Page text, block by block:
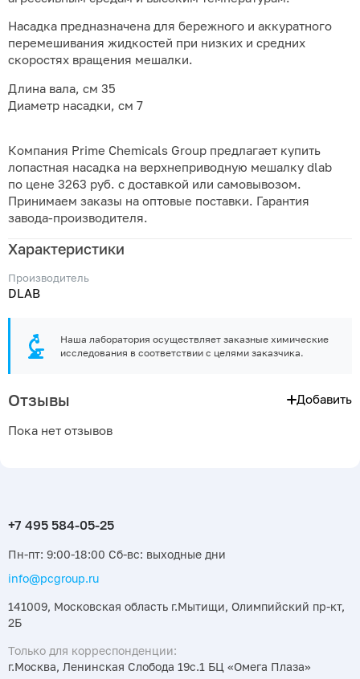
Насадка предназначена для бережного и аккуратного
перемешивания жидкостей при низких и средних
скоростях вращения мешалки.
Длина вала, см 35
Диаметр насадки, см 7
Компания Prime Chemicals Group предлагает купить
лопастная насадка на верхнеприводную мешалку dlab
по цене 3263 руб. с доставкой или самовывозом.
Принимаем заказы на оптовые поставки. Гарантия
завода-производителя.
Характеристики
Производитель
DLAB
Наша лаборатория осуществляет заказные химические
исследования в соответствии с целями заказчика.
Отзывы Добавить
Пока нет отзывов
Пн-пт: 9:00-18:00 Сб-вс: выходные дни
info@pcgroup.ru
141009, Московская область г.Мытищи, Олимпийский пр-кт,
2Б
Только для корреспонденции:
г.Москва, Ленинская Слобода 19с.1 БЦ «Омега Плаза»